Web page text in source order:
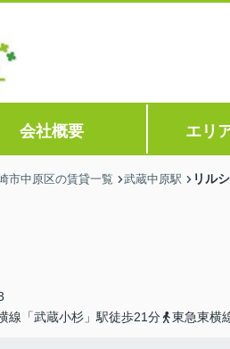
会社概要 エリ
市中原区の賃貸一覧 武蔵中原駅 リル
線「武蔵小杉」駅徒歩21分 東急東横